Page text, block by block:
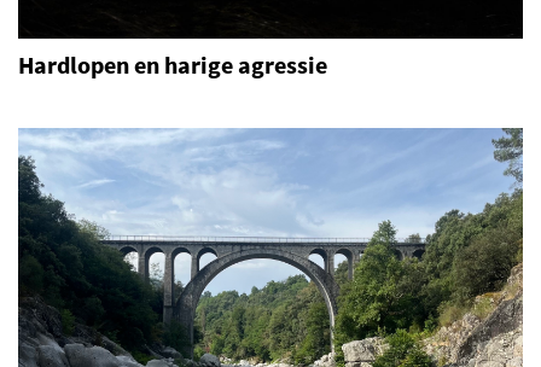
Hardlopen en harige agressie